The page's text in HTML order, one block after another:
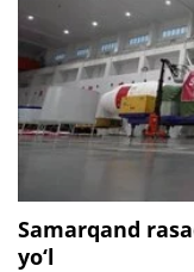
Samarqand
yo‘l